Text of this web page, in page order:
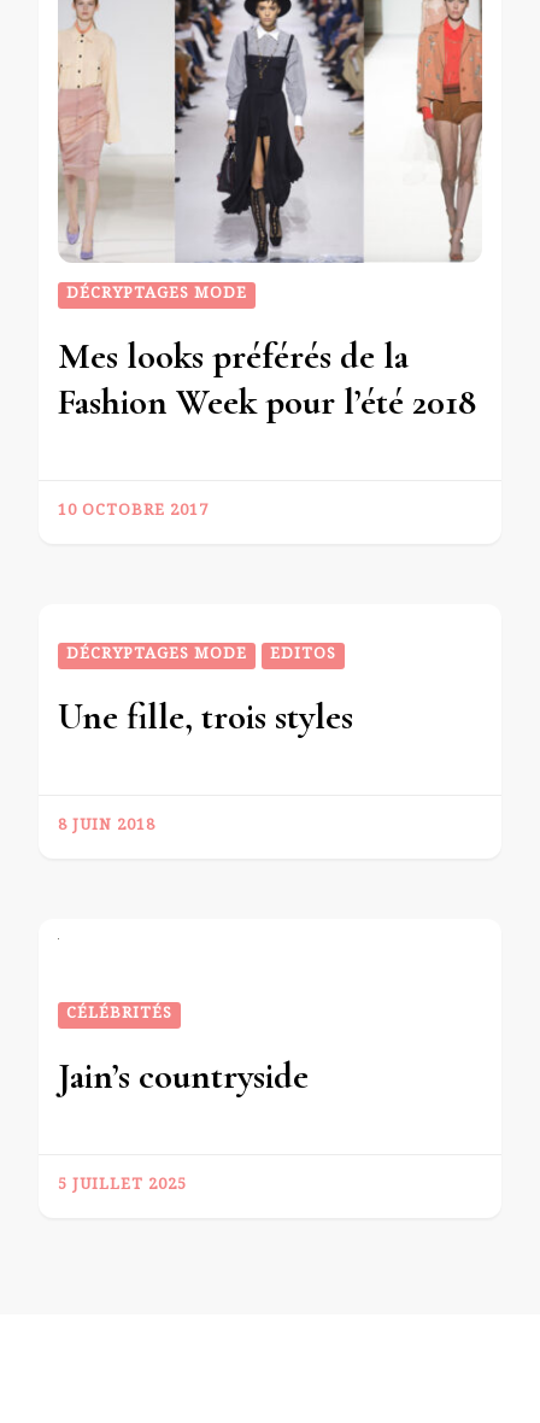
DÉCRYPTAGES MODE
Mes looks préférés de la
Fashion Week pour l’été 2018
10 OCTOBRE 2017
DÉCRYPTAGES MODE EDITOS
Une fille, trois styles
8 JUIN 2018
CÉLÉBRITÉS
Jain’s countryside
5 JUILLET 2025